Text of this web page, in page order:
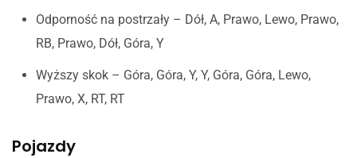
Odporność na postrzały – Dół, A, Prawo, Lewo, Prawo,
RB, Prawo, Dół, Góra, Y
Wyższy skok – Góra, Góra, Y, Y, Góra, Góra, Lewo,
Prawo, X, RT, RT
Pojazdy